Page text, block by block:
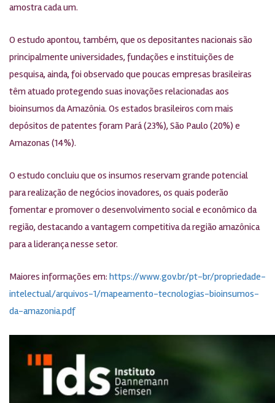
amostra cada um.
O estudo apontou, também, que os depositantes nacionais são
principalmente universidades, fundações e instituições de
pesquisa, ainda, foi observado que poucas empresas brasileiras
têm atuado protegendo suas inovações relacionadas aos
bioinsumos da Amazônia. Os estados brasileiros com mais
depósitos de patentes foram Pará (23%), São Paulo (20%) e
Amazonas (14%).
O estudo concluiu que os insumos reservam grande potencial
para realização de negócios inovadores, os quais poderão
fomentar e promover o desenvolvimento social e econômico da
região, destacando a vantagem competitiva da região amazônica
para a liderança nesse setor.
Maiores informações em: https://www.gov.br/pt-br/propriedade-
intelectual/arquivos-1/mapeamento-tecnologias-bioinsumos-
da-amazonia.pdf